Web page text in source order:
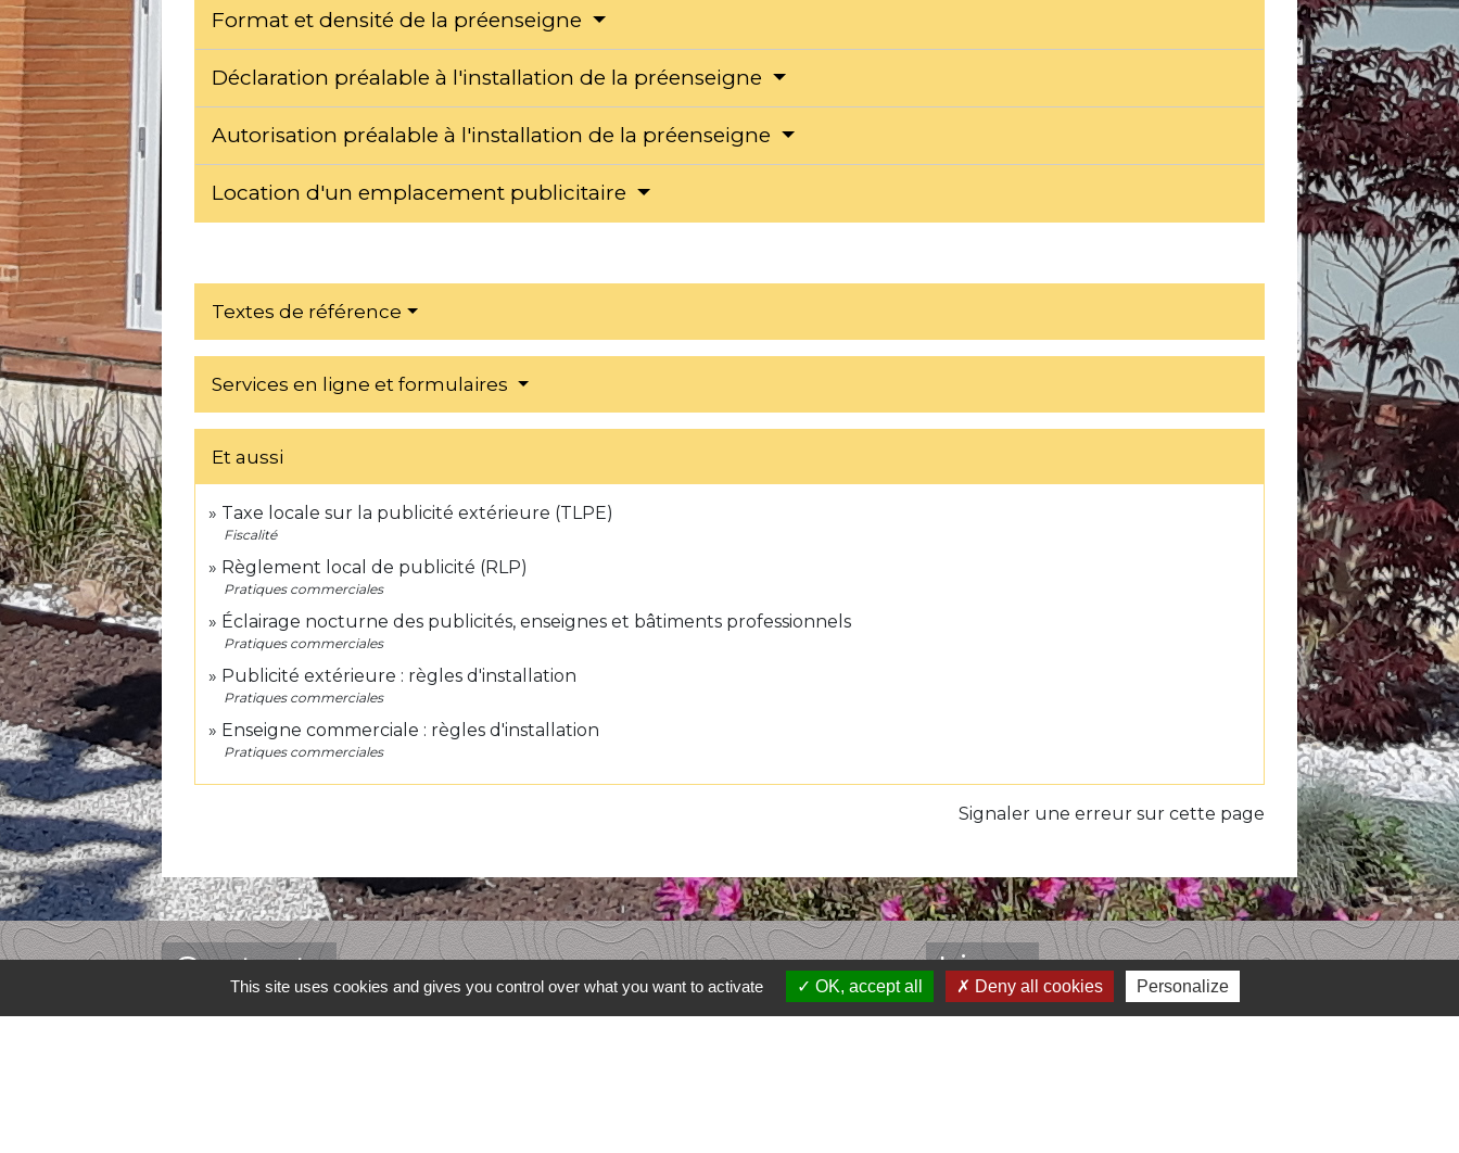
Format et densité de la préenseigne
Déclaration préalable à l'installation de la préenseigne
Autorisation préalable à l'installation de la préenseigne
Location d'un emplacement publicitaire
Textes de référence
Services en ligne et formulaires
Et aussi
Taxe locale sur la publicité extérieure (TLPE)
Fiscalité
Règlement local de publicité (RLP)
Pratiques commerciales
Éclairage nocturne des publicités, enseignes et bâtiments professionnels
Pratiques commerciales
Publicité extérieure : règles d'installation
Pratiques commerciales
Enseigne commerciale : règles d'installation
Pratiques commerciales
Signaler une erreur sur cette page
Contacts
Commune de Lafitte-Vigordane
Liens
Communauté de Communes du Volvestre
This site uses cookies and gives you control over what you want to activate OK, accept all Deny all cookies Personalize